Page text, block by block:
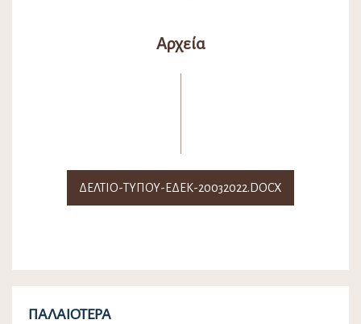
Αρχεία
ΔΕΛΤΙΟ-ΤΥΠΟΥ-ΕΔΕΚ-20032022.DOCX
ΠΑΛΑΙΌΤΕΡΑ